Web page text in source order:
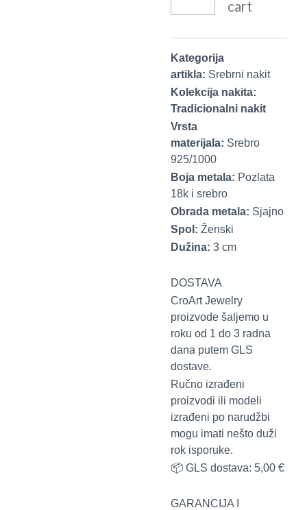
cart
Kategorija
artikla: Srebrni nakit
Kolekcija nakita:
Tradicionalni nakit
Vrsta
materijala: Srebro
925/1000
Boja metala: Pozlata
18k i srebro
Obrada metala: Sjajno
Spol: Ženski
Dužina: 3 cm
DOSTAVA
CroArt Jewelry
proizvode šaljemo u
roku od 1 do 3 radna
dana putem GLS
dostave.
Ručno izrađeni
proizvodi ili modeli
izrađeni po narudžbi
mogu imati nešto duži
rok isporuke.
📦 GLS dostava: 5,00 €
GARANCIJA I